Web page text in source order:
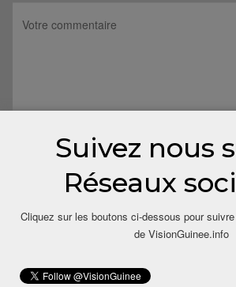
time I comment.
Suivez nous
Réseaux
Cliquez sur les boutons ci-dessous pour
de VisionGuinee.info